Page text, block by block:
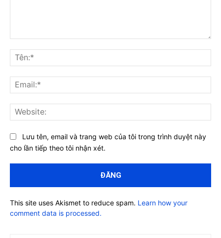
luận:
Lưu tên, email và trang web của tôi trong trình duyệt này
cho lần tiếp theo tôi nhận xét.
This site uses Akismet to reduce spam. Learn how your
comment data is processed.